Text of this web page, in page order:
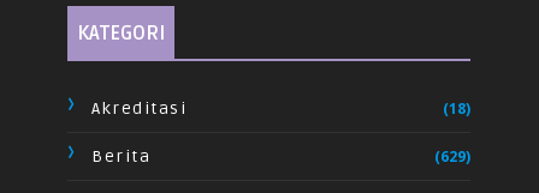
KATEGORI
Akreditasi (18)
Berita (629)